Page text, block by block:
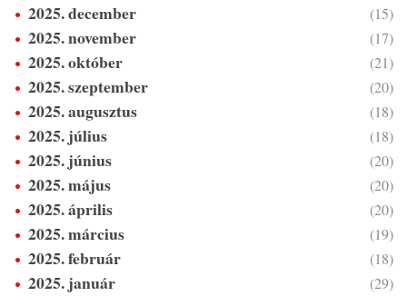
2025. december (15)
2025. november (17)
2025. október (21)
2025. szeptember (20)
2025. augusztus (18)
2025. július (18)
2025. június (20)
2025. május (20)
2025. április (20)
2025. március (19)
2025. február (18)
2025. január (29)